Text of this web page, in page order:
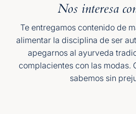
Nos interesa
Te entregamos contenido de
alimentar la disciplina de ser
apegarnos al ayurveda
complacientes con las modas.
sabemos sin